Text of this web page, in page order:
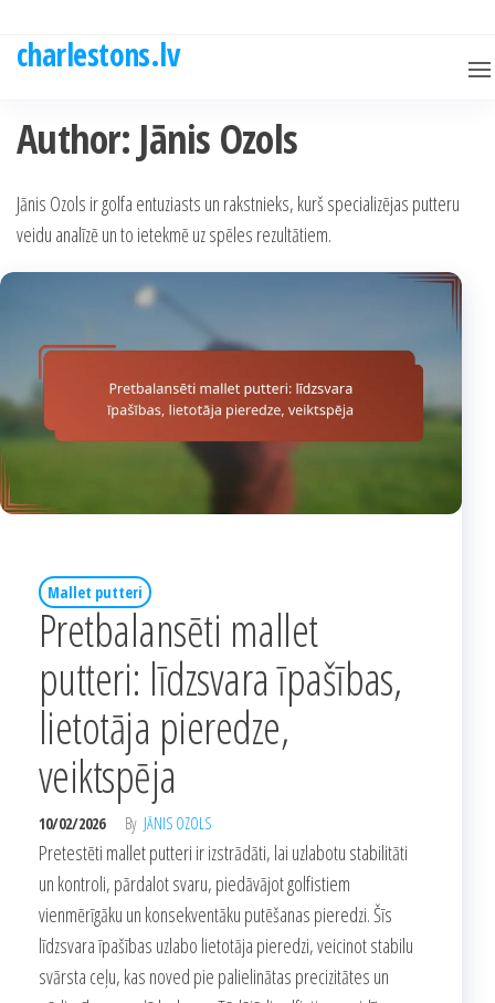
charlestons.lv
Author: Jānis Ozols
Jānis Ozols ir golfa entuziasts un rakstnieks, kurš specializējas putteru
veidu analīzē un to ietekmē uz spēles rezultātiem.
Mallet putteri
Pretbalansēti mallet
putteri: līdzsvara īpašības,
lietotāja pieredze,
veiktspēja
10/02/2026 By JĀNIS OZOLS
Pretestēti mallet putteri ir izstrādāti, lai uzlabotu stabilitāti
un kontroli, pārdalot svaru, piedāvājot golfistiem
vienmērīgāku un konsekventāku putēšanas pieredzi. Šīs
līdzsvara īpašības uzlabo lietotāja pieredzi, veicinot stabilu
svārsta ceļu, kas noved pie palielinātas precizitātes un